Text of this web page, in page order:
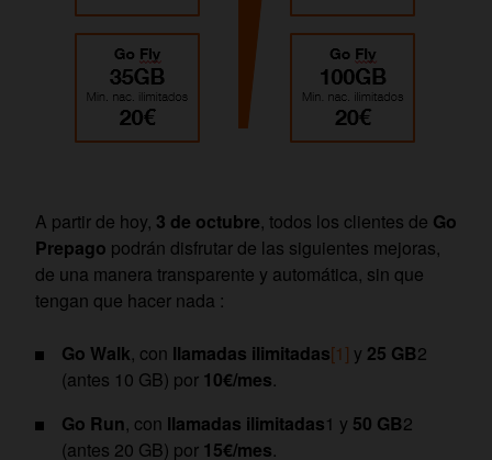
A partir de hoy, 3 de octubre, todos los clientes de Go
Prepago podrán disfrutar de las siguientes mejoras,
de una manera transparente y automática, sin que
tengan que hacer nada :
Go Walk, con llamadas ilimitadas[1] y 25 GB2
(antes 10 GB) por 10€/mes.
Go Run, con llamadas ilimitadas1 y 50 GB2
(antes 20 GB) por 15€/mes.